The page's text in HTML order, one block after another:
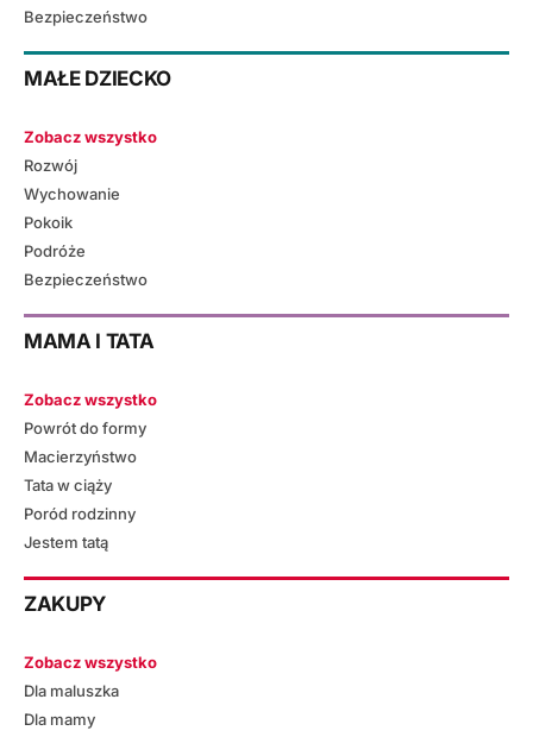
Bezpieczeństwo
MAŁE DZIECKO
Zobacz wszystko
Rozwój
Wychowanie
Pokoik
Podróże
Bezpieczeństwo
MAMA I TATA
Zobacz wszystko
Powrót do formy
Macierzyństwo
Tata w ciąży
Poród rodzinny
Jestem tatą
ZAKUPY
Zobacz wszystko
Dla maluszka
Dla mamy